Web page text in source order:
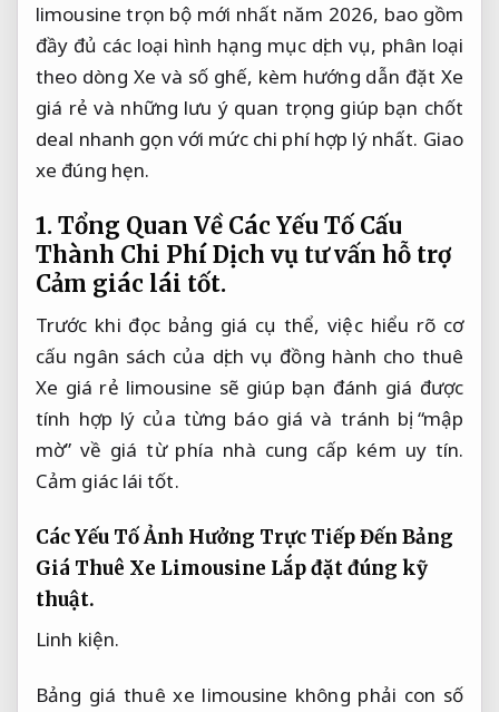
limousine trọn bộ mới nhất năm 2026, bao gồm
đầy đủ các loại hình hạng mục dịch vụ, phân loại
theo dòng Xe và số ghế, kèm hướng dẫn đặt Xe
giá rẻ và những lưu ý quan trọng giúp bạn chốt
deal nhanh gọn với mức chi phí hợp lý nhất. Giao
xe đúng hẹn.
1. Tổng Quan Về Các Yếu Tố Cấu
Thành Chi Phí Dịch vụ tư vấn hỗ trợ
Cảm giác lái tốt.
Trước khi đọc bảng giá cụ thể, việc hiểu rõ cơ
cấu ngân sách của dịch vụ đồng hành cho thuê
Xe giá rẻ limousine sẽ giúp bạn đánh giá được
tính hợp lý của từng báo giá và tránh bị “mập
mờ” về giá từ phía nhà cung cấp kém uy tín.
Cảm giác lái tốt.
Các Yếu Tố Ảnh Hưởng Trực Tiếp Đến Bảng
Giá Thuê Xe Limousine Lắp đặt đúng kỹ
thuật.
Linh kiện.
Bảng giá thuê xe limousine không phải con số